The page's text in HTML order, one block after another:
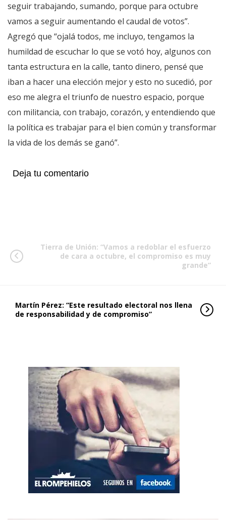
seguir trabajando, sumando, porque para octubre
vamos a seguir aumentando el caudal de votos”.
Agregó que “ojalá todos, me incluyo, tengamos la
humildad de escuchar lo que se votó hoy, algunos con
tanta estructura en la calle, tanto dinero, pensé que
iban a hacer una elección mejor y esto no sucedió, por
eso me alegra el triunfo de nuestro espacio, porque
con militancia, con trabajo, corazón, y entendiendo que
la política es trabajar para el bien común y transformar
la vida de los demás se ganó”.
Deja tu comentario
Tierra de Unión: “Vamos a redoblar el esfuerzo
de cara a octubre, el compromiso es muy
grande”
Martín Pérez: “Este resultado electoral nos llena
de responsabilidad y de compromiso”